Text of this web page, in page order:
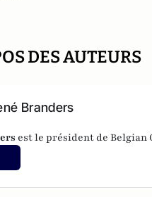
DES AUTEURS
Branders
est le président de Belgian